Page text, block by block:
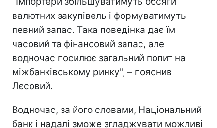
валютних закупівель і формуватимуть
певний запас. Така поведінка дає їм
часовий та фінансовий запас, але
водночас посилює загальний попит на
міжбанківському ринку'', – пояснив
Лєсовий.
Водночас, за його словами, Національний
банк і надалі зможе згладжувати можливі